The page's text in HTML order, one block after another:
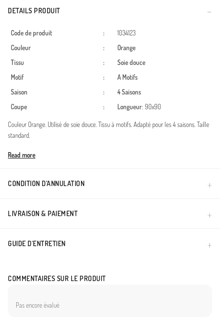
DETAILS PRODUIT
Code de produit :
1034123
Couleur
:
Orange
Tissu
:
Soie douce
Motif
:
A Motifs
Saison
:
4 Saisons
Coupe
: Longueur: 90x90
Couleur Orange. Utilisé de soie douce. Tissu à motifs. Adapté pour les 4 saisons. Taille
standard.
Made in Türkiye
Read more
CONDITION D’ANNULATION
LIVRAISON & PAIEMENT
GUIDE D'ENTRETIEN
COMMENTAIRES SUR LE PRODUIT
Pas encore évalué